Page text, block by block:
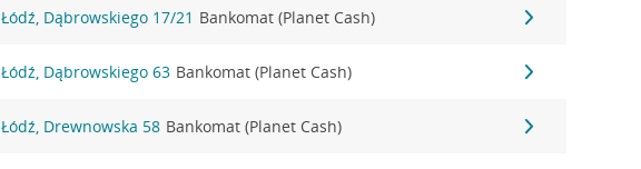
Łódź, Dąbrowskiego 17/21 Bankomat (Planet Cash)
Łódź, Dąbrowskiego 63 Bankomat (Planet Cash)
Łódź, Drewnowska 58 Bankomat (Planet Cash)